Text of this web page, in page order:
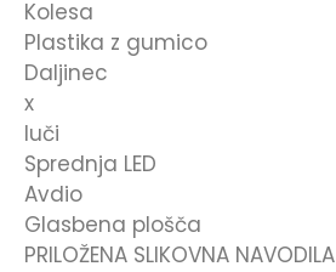
Kolesa
Plastika z gumico
Daljinec
x
luči
Sprednja LED
Avdio
Glasbena plošča
PRILOŽENA SLIKOVNA NAVODILA